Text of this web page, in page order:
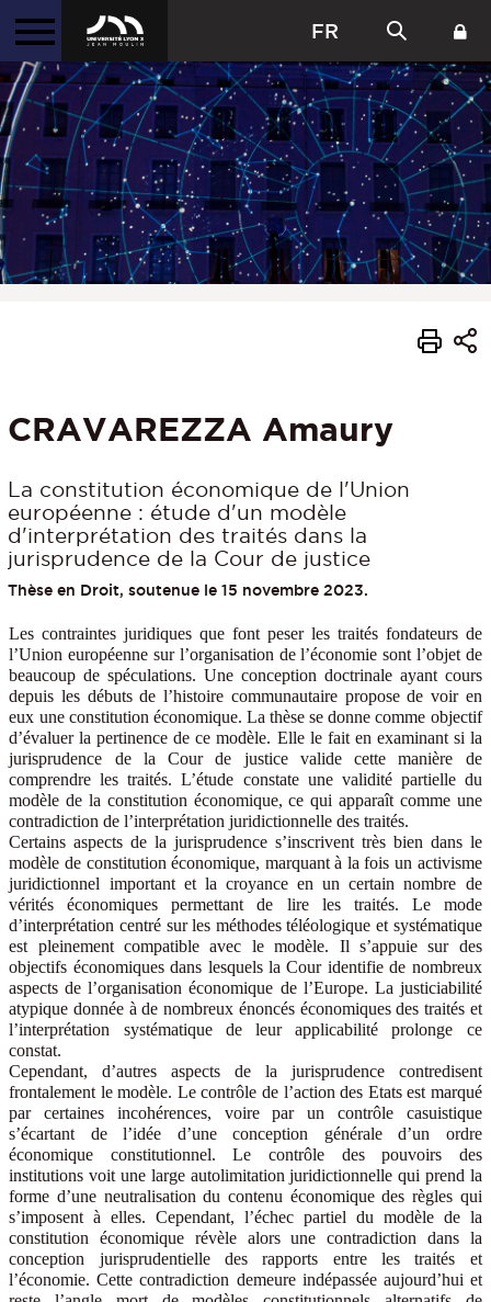
FR
CRAVAREZZA Amaury
La constitution économique de l'Union
européenne : étude d'un modèle
d'interprétation des traités dans la
jurisprudence de la Cour de justice
Thèse en Droit, soutenue le 15 novembre 2023.
Les contraintes juridiques que font peser les traités fondateurs de
l’Union européenne sur l’organisation de l’économie sont l’objet de
beaucoup de spéculations. Une conception doctrinale ayant cours
depuis les débuts de l’histoire communautaire propose de voir en
eux une constitution économique. La thèse se donne comme objectif
d’évaluer la pertinence de ce modèle. Elle le fait en examinant si la
jurisprudence de la Cour de justice valide cette manière de
comprendre les traités. L’étude constate une validité partielle du
modèle de la constitution économique, ce qui apparaît comme une
contradiction de l’interprétation juridictionnelle des traités.
Certains aspects de la jurisprudence s’inscrivent très bien dans le
modèle de constitution économique, marquant à la fois un activisme
juridictionnel important et la croyance en un certain nombre de
vérités économiques permettant de lire les traités. Le mode
d’interprétation centré sur les méthodes téléologique et systématique
est pleinement compatible avec le modèle. Il s’appuie sur des
objectifs économiques dans lesquels la Cour identifie de nombreux
aspects de l’organisation économique de l’Europe. La justiciabilité
atypique donnée à de nombreux énoncés économiques des traités et
l’interprétation systématique de leur applicabilité prolonge ce
constat.
Cependant, d’autres aspects de la jurisprudence contredisent
frontalement le modèle. Le contrôle de l’action des Etats est marqué
par certaines incohérences, voire par un contrôle casuistique
s’écartant de l’idée d’une conception générale d’un ordre
économique constitutionnel. Le contrôle des pouvoirs des
institutions voit une large autolimitation juridictionnelle qui prend la
forme d’une neutralisation du contenu économique des règles qui
s’imposent à elles. Cependant, l’échec partiel du modèle de la
constitution économique révèle alors une contradiction dans la
conception jurisprudentielle des rapports entre les traités et
l’économie. Cette contradiction demeure indépassée aujourd’hui et